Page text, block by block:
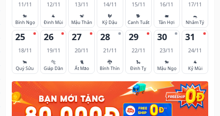
11/11
🐎
Bính Ngọ
12/11
🐐
Đinh Mùi
13/11
🐒
Mậu Thân
14/11
🐓
Kỷ Dậu
15/11
🐕
Canh Tuất
16/11
🐖
Tân Hợi
17/11
🐀
Nhâm Tý
25
18/11
🐂
Quý Sửu
26
19/11
🐅
Giáp Dần
27
20/11
🐈
Ất Mão
28
21/11
🐉
Bính Thìn
29
22/11
🐍
Đinh Tỵ
30
23/11
🐎
Mậu Ngọ
31
24/11
🐐
Kỷ Mùi